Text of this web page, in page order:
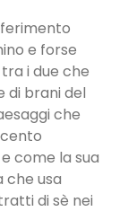
e forse
i due che
di brani del
che
come la sua
usa
di sè nei